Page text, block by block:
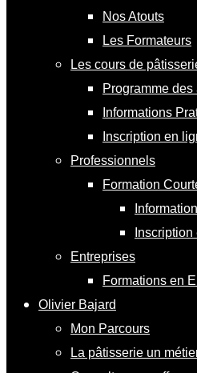
Nos Atouts
Les Formateurs
Les cours de
Programme
Informations
Inscription en
Professionnels
Formation
Entreprises
Formations en
Olivier Bajard
Mon Parcours
La pâtisserie un